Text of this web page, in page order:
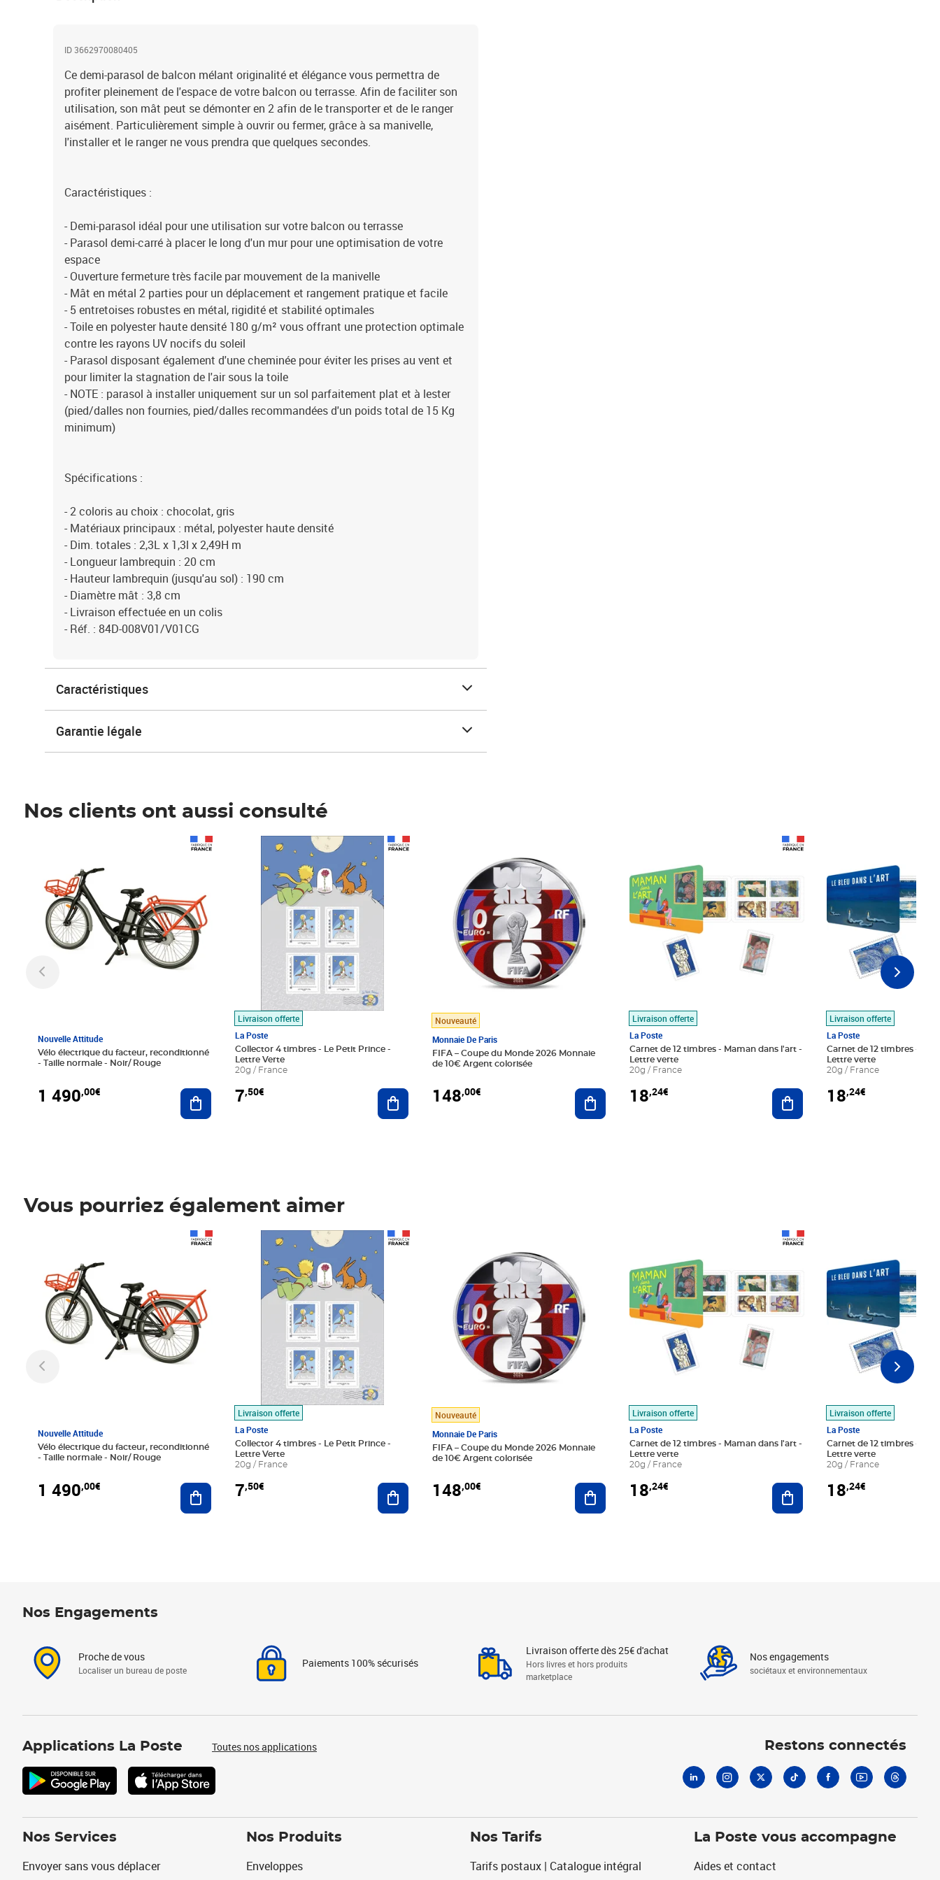
ID 3662970080405
Ce demi-parasol de balcon mélant originalité et élégance vous permettra de
profiter pleinement de l'espace de votre balcon ou terrasse. Afin de faciliter son
utilisation, son mât peut se démonter en 2 afin de le transporter et de le ranger
aisément. Particulièrement simple à ouvrir ou fermer, grâce à sa manivelle,
l'installer et le ranger ne vous prendra que quelques secondes.
Caractéristiques :
- Demi-parasol idéal pour une utilisation sur votre balcon ou terrasse
- Parasol demi-carré à placer le long d'un mur pour une optimisation de votre
espace
- Ouverture fermeture très facile par mouvement de la manivelle
- Mât en métal 2 parties pour un déplacement et rangement pratique et facile
- 5 entretoises robustes en métal, rigidité et stabilité optimales
- Toile en polyester haute densité 180 g/m² vous offrant une protection optimale
contre les rayons UV nocifs du soleil
- Parasol disposant également d'une cheminée pour éviter les prises au vent et
pour limiter la stagnation de l'air sous la toile
- NOTE : parasol à installer uniquement sur un sol parfaitement plat et à lester
(pied/dalles non fournies, pied/dalles recommandées d'un poids total de 15 Kg
minimum)
Spécifications :
- 2 coloris au choix : chocolat, gris
- Matériaux principaux : métal, polyester haute densité
- Dim. totales : 2,3L x 1,3l x 2,49H m
- Longueur lambrequin : 20 cm
- Hauteur lambrequin (jusqu'au sol) : 190 cm
- Diamètre mât : 3,8 cm
- Livraison effectuée en un colis
- Réf. : 84D-008V01/V01CG
Caractéristiques
Garantie légale
Nos clients ont aussi consulté
Nouvelle Attitude
Vélo électrique du facteur, reconditionné
- Taille normale - Noir/ Rouge
1 490,00€ Ajouter au panier
Livraison offerte
La Poste
Collector 4 timbres - Le Petit Prince -
Lettre Verte
20g / France
7,50€
Prix 7,50€
Ajouter au panier
Nouveauté
Monnaie De Paris
FIFA – Coupe du Monde 2026 Monnaie
de 10€ Argent colorisée
148,00€ Ajouter au panier
Livraison offerte
La Poste
Carnet de 12 timbres - Maman dans l'art -
Lettre verte
20g / France
18,24€ Ajouter au panier
Livraison offerte
La Poste
Carnet de 12 timbres - Le
Lettre verte
20g / France
18,24€
Vous pourriez également aimer
Nouvelle Attitude
Vélo électrique du facteur, reconditionné
- Taille normale - Noir/ Rouge
1 490,00€ Ajouter au panier
Livraison offerte
La Poste
Collector 4 timbres - Le Petit Prince -
Lettre Verte
20g / France
7,50€
Prix 7,50€
Ajouter au panier
Nouveauté
Monnaie De Paris
FIFA – Coupe du Monde 2026 Monnaie
de 10€ Argent colorisée
148,00€ Ajouter au panier
Livraison offerte
La Poste
Carnet de 12 timbres - Maman dans l'art -
Lettre verte
20g / France
18,24€ Ajouter au panier
Livraison offerte
La Poste
Carnet de 12 timbres - Le
Lettre verte
20g / France
18,24€
Nos Engagements
Proche de vous
Localiser un bureau de poste
Paiements 100% sécurisés
Livraison offerte dès 25€ d'achat
Hors livres et hors produits
marketplace
Nos engagements
sociétaux et environnementaux
Applications La Poste Toutes nos applications Restons connectés
Nos Services
Envoyer sans vous déplacer
Nos Produits
Enveloppes
Nos Tarifs
Tarifs postaux | Catalogue intégral
La Poste vous accompagne
Aides et contact